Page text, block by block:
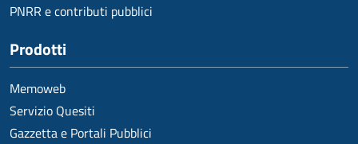
PNRR e contributi pubblici
Prodotti
Memoweb
Servizio Quesiti
Gazzetta e Portali Pubblici